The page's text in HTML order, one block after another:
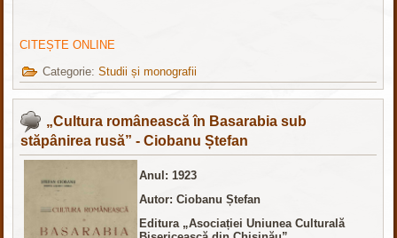
CITEȘTE ONLINE
Categorie:Studii și monografii
„Cultura românească în Basarabia sub
stăpânirea rusă” - Ciobanu Ștefan
Anul:1923
Autor: Ciobanu Ștefan
Editura „Asociației Uniunea Culturală